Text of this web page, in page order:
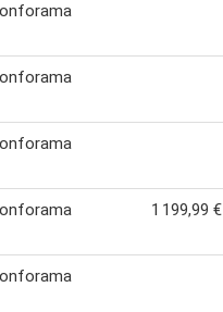
1 199,99 €